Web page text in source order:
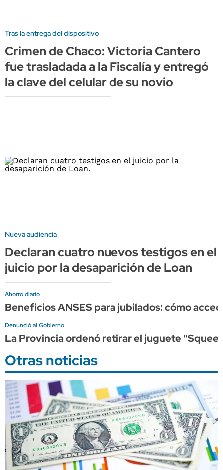
Tras la entrega del dispositivo
Crimen de Chaco: Victoria Cantero
fue trasladada a la Fiscalía y entregó
la clave del celular de su novio
Nueva audiencia
Declaran cuatro nuevos testigos en el
juicio por la desaparición de Loan
Ahorro diario
Beneficios ANSES para jubilados: cómo
Denunció al Gobierno
La Provincia ordenó retirar el juguete
Otras noticias